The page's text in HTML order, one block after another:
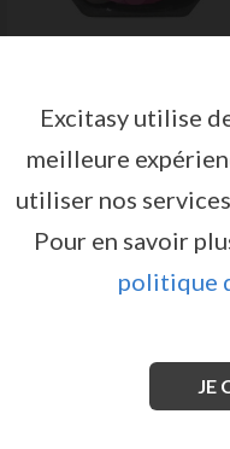
KHEPER GAMES
KHEPER GAMES
vous pour avoir accès aux
SE CONNECTER
Excitasy utilise
meilleure
utiliser nos
Pour en savoir
politique
JE